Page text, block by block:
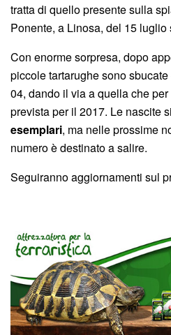
tratta di quello presente sulla
Ponente, a Linosa, del 15 luglio
Con enorme sorpresa, dopo
piccole tartarughe sono
04, dando il via a quella che
prevista per il 2017. Le nascite
esemplari, ma nelle prossime
numero è destinato a salire.
Seguiranno aggiornamenti sul